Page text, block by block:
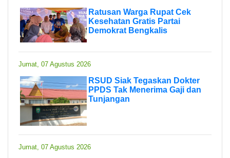
Ratusan Warga Rupat Cek
Kesehatan Gratis Partai
Demokrat Bengkalis
Jumat, 07 Agustus 2026
RSUD Siak Tegaskan Dokter
PPDS Tak Menerima Gaji dan
Tunjangan
Jumat, 07 Agustus 2026